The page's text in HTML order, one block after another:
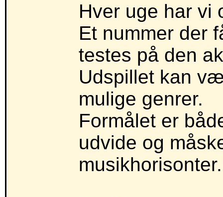
Hver uge har vi
Et nummer der
testes på den
Udspillet kan
mulige genrer.
Formålet er
udvide og
musikhorisonter.